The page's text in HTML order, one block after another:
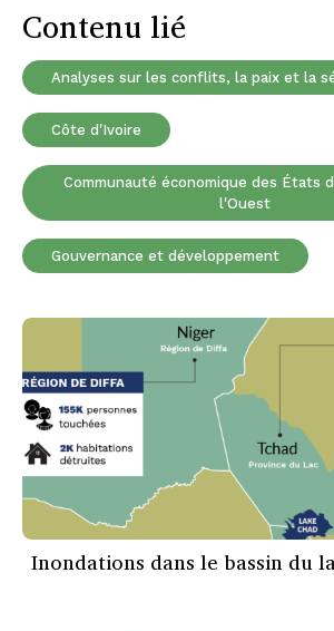
Contenu lié
Analyses sur les conflits, la paix et la
Côte d'Ivoire
Communauté économique des États
l'Ouest
Gouvernance et développement
Inondations dans le bassin du